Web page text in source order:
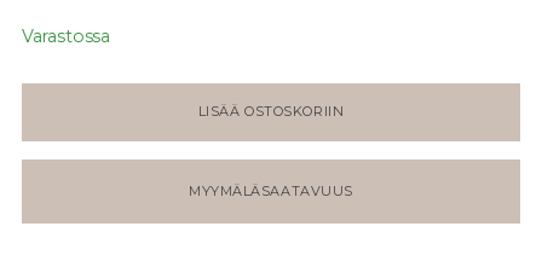
Varastossa
LISÄÄ OSTOSKORIIN
MYYMÄLÄSAATAVUUS